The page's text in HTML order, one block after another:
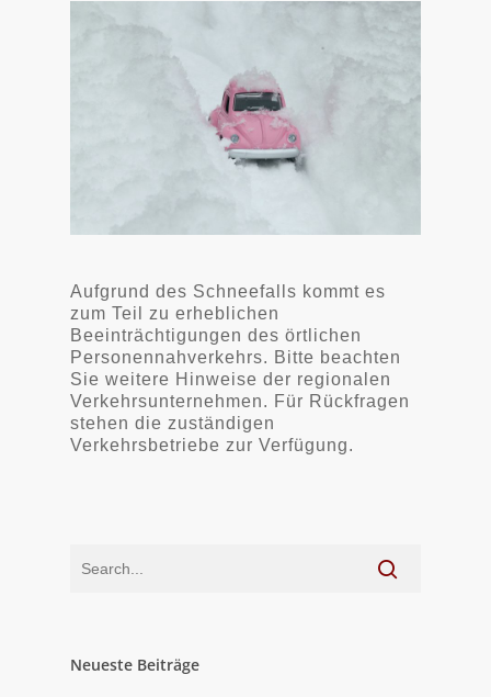
Aufgrund des Schneefalls kommt es
zum Teil zu erheblichen
Beeinträchtigungen des örtlichen
Personennahverkehrs. Bitte beachten
Sie weitere Hinweise der regionalen
Verkehrsunternehmen. Für Rückfragen
stehen die zuständigen
Verkehrsbetriebe zur Verfügung.
Neueste Beiträge